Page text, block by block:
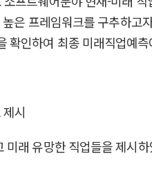
은 프레임워크를 구추하
인하여 최종 미래직업예
시
래 유망한 직업들을 제시